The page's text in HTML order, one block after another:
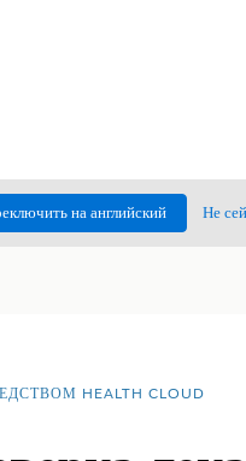
на английский Не
HEALTH CLOUD